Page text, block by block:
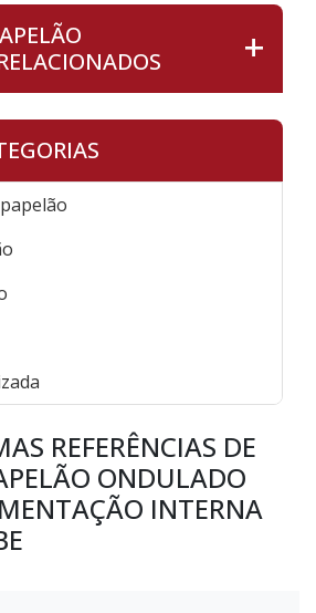
REFERÊNCIAS DE
ONDULADO
INTERNA